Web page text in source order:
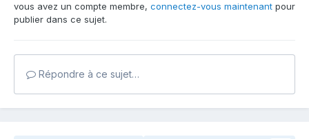
vous avez un compte membre, connectez-vous maintenant pour
publier dans ce sujet.
Répondre à ce sujet…